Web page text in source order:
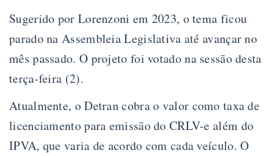
Sugerido por Lorenzoni em 2023, o tema ficou
parado na Assembleia Legislativa até avançar no
mês passado. O projeto foi votado na sessão desta
terça-feira (2).
Atualmente, o Detran cobra o valor como taxa de
licenciamento para emissão do CRLV-e além do
IPVA, que varia de acordo com cada veículo. O